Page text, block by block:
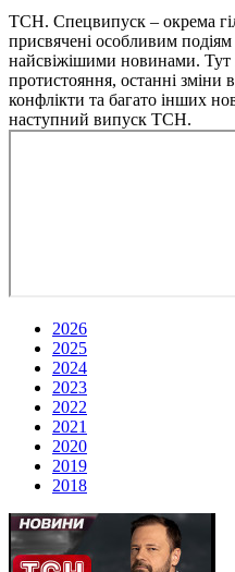
ТСН. Спецвипуск – окрема
присвячені особливим
найсвіжішими новинами. Тут
протистояння, останні зміни
конфлікти та багато інших
наступний випуск ТСН.
2026
2025
2024
2023
2022
2021
2020
2019
2018